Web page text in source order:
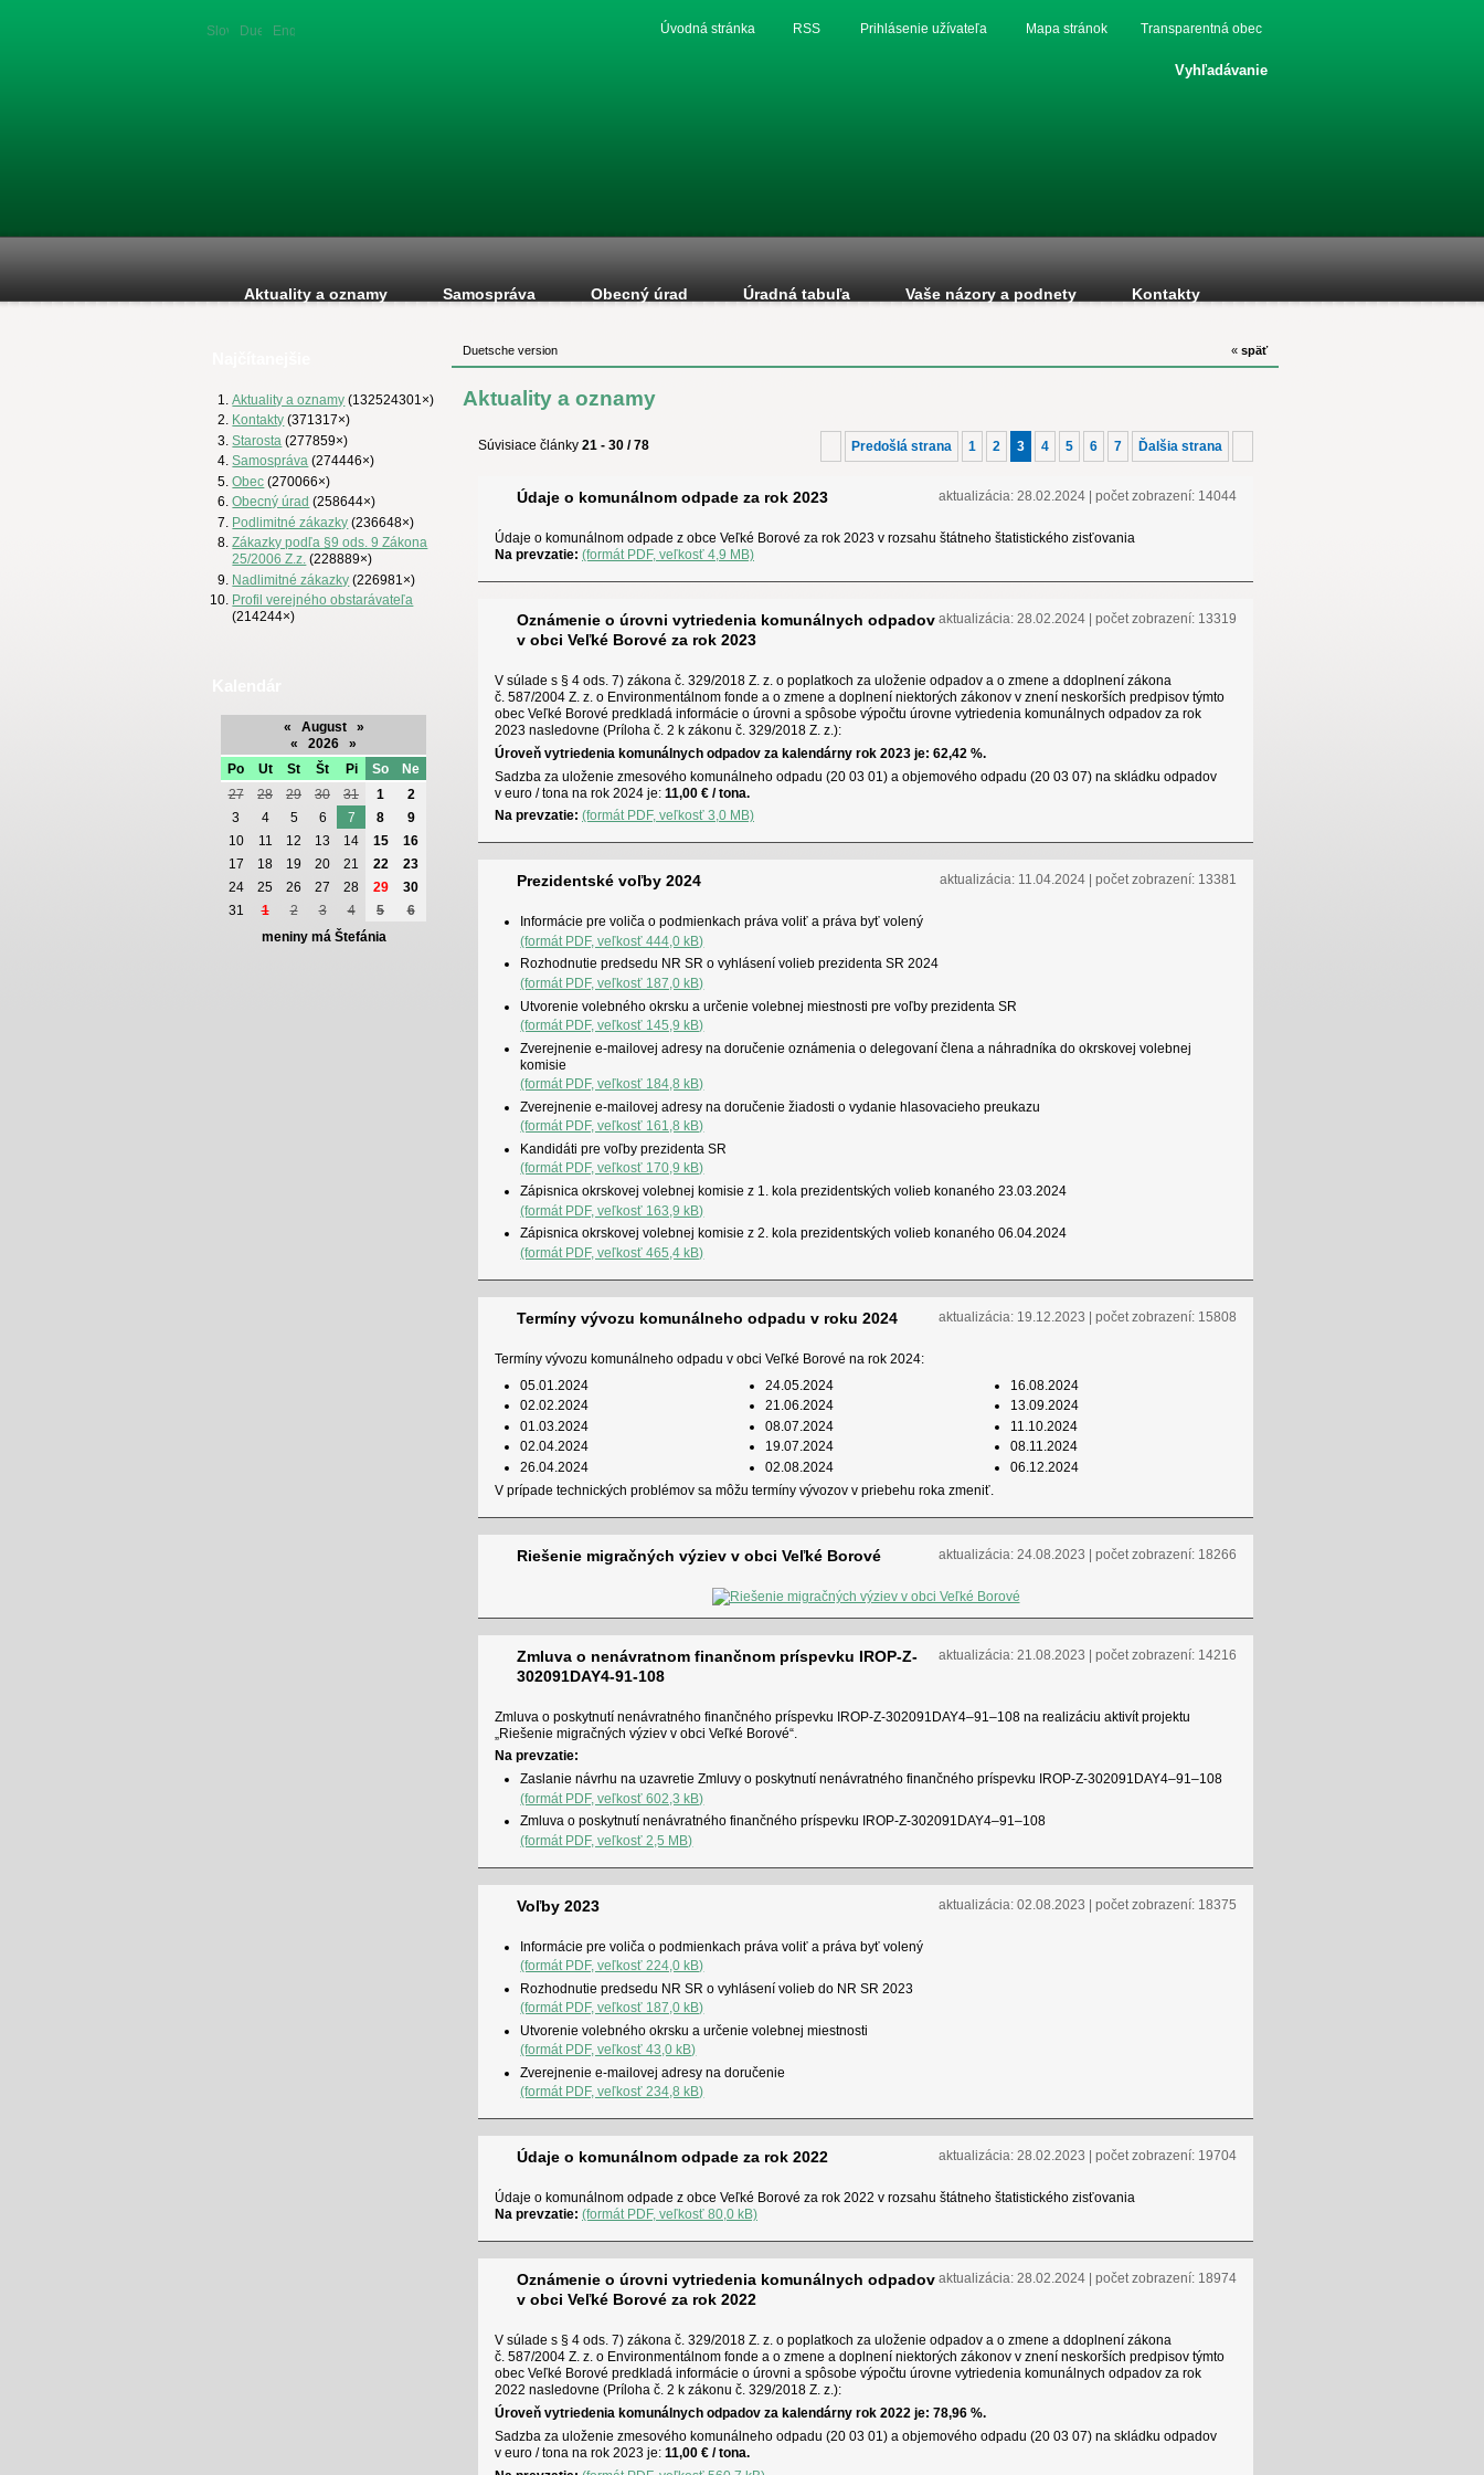
SlovenskáDuetsche
English
Transparentná obec
Mapa stránok
Vyhľadávanie
Prihlásenie užívateľa
RSS
Úvodná stránka
Aktuality a oznamy Samospráva Obecný úrad Úradná tabuľa Vaše názory a podnety Kontakty
Aktuality a oznamy (132524301×)
Kontakty (371317×)
Starosta (277859×)
Samospráva (274446×)
Obec (270066×)
Obecný úrad (258644×)
Podlimitné zákazky (236648×)
Zákazky podľa §9 ods. 9 Zákona
25/2006 Z.z. (228889×)
Nadlimitné zákazky (226981×)
Profil verejného obstarávateľa
(214244×)
« August
»
«
2026
»
Po
Ut St Št Pi So
Ne
27
28 29 30 31 1
2
3
4 5 6 7 8
9
10
11 12 13 14 15
16
17
18 19 20 21 22
23
24
25 26 27 28 29
30
31
1 2 3 4 5
6
meniny má Štefánia
« späť
Duetsche version
Aktuality a oznamy
Súvisiace články 21 - 30 / 78 Predošlá strana 1 2 3 4 5 6 7 Ďalšia strana
Údaje o komunálnom odpade za rok 2023
Údaje o komunálnom odpade z obce Veľké Borové za rok 2023 v rozsahu štátneho štatistického zisťovania
Na prevzatie: (formát PDF, veľkosť 4,9 MB)
aktualizácia: 28.02.2024 | počet zobrazení: 14044
Oznámenie o úrovni vytriedenia komunálnych odpadov
v obci Veľké Borové za rok 2023
V súlade s § 4 ods. 7) zákona č. 329/2018 Z. z. o poplatkoch za uloženie odpadov a o zmene a ddoplnení zákona
č. 587/2004 Z. z. o Environmentálnom fonde a o zmene a doplnení niektorých zákonov v znení neskorších predpisov týmto
obec Veľké Borové predkladá informácie o úrovni a spôsobe výpočtu úrovne vytriedenia komunálnych odpadov za rok
2023 nasledovne (Príloha č. 2 k zákonu č. 329/2018 Z. z.):
Úroveň vytriedenia komunálnych odpadov za kalendárny rok 2023 je: 62,42 %.
Sadzba za uloženie zmesového komunálneho odpadu (20 03 01) a objemového odpadu (20 03 07) na skládku odpadov
v euro / tona na rok 2024 je: 11,00 € / tona.
Na prevzatie: (formát PDF, veľkosť 3,0 MB)
aktualizácia: 28.02.2024 | počet zobrazení: 13319
Prezidentské voľby 2024
Informácie pre voliča o podmienkach práva voliť a práva byť volený
(formát PDF, veľkosť 444,0 kB)
Rozhodnutie predsedu NR SR o vyhlásení volieb prezidenta SR 2024
(formát PDF, veľkosť 187,0 kB)
Utvorenie volebného okrsku a určenie volebnej miestnosti pre voľby prezidenta SR
(formát PDF, veľkosť 145,9 kB)
Zverejnenie e-mailovej adresy na doručenie oznámenia o delegovaní člena a náhradníka do okrskovej volebnej
komisie
(formát PDF, veľkosť 184,8 kB)
Zverejnenie e-mailovej adresy na doručenie žiadosti o vydanie hlasovacieho preukazu
(formát PDF, veľkosť 161,8 kB)
Kandidáti pre voľby prezidenta SR
(formát PDF, veľkosť 170,9 kB)
Zápisnica okrskovej volebnej komisie z 1. kola prezidentských volieb konaného 23.03.2024
(formát PDF, veľkosť 163,9 kB)
Zápisnica okrskovej volebnej komisie z 2. kola prezidentských volieb konaného 06.04.2024
(formát PDF, veľkosť 465,4 kB)
aktualizácia: 11.04.2024 | počet zobrazení: 13381
Termíny vývozu komunálneho odpadu v roku 2024
Termíny vývozu komunálneho odpadu v obci Veľké Borové na rok 2024:
05.01.2024
02.02.2024
01.03.2024
02.04.2024
26.04.2024
24.05.2024
21.06.2024
08.07.2024
19.07.2024
02.08.2024
16.08.2024
13.09.2024
11.10.2024
08.11.2024
06.12.2024
V prípade technických problémov sa môžu termíny vývozov v priebehu roka zmeniť.
aktualizácia: 19.12.2023 | počet zobrazení: 15808
Riešenie migračných výziev v obci Veľké Borové aktualizácia: 24.08.2023 | počet zobrazení: 18266
Zmluva o nenávratnom finančnom príspevku IROP-Z-
302091DAY4-91-108
Zmluva o poskytnutí nenávratného finančného príspevku IROP-Z-302091DAY4–91–108 na realizáciu aktivít projektu
„Riešenie migračných výziev v obci Veľké Borové“.
Na prevzatie:
Zaslanie návrhu na uzavretie Zmluvy o poskytnutí nenávratného finančného príspevku IROP-Z-302091DAY4–91–108
(formát PDF, veľkosť 602,3 kB)
Zmluva o poskytnutí nenávratného finančného príspevku IROP-Z-302091DAY4–91–108
(formát PDF, veľkosť 2,5 MB)
aktualizácia: 21.08.2023 | počet zobrazení: 14216
Voľby 2023
Informácie pre voliča o podmienkach práva voliť a práva byť volený
(formát PDF, veľkosť 224,0 kB)
Rozhodnutie predsedu NR SR o vyhlásení volieb do NR SR 2023
(formát PDF, veľkosť 187,0 kB)
Utvorenie volebného okrsku a určenie volebnej miestnosti
(formát PDF, veľkosť 43,0 kB)
Zverejnenie e-mailovej adresy na doručenie
(formát PDF, veľkosť 234,8 kB)
aktualizácia: 02.08.2023 | počet zobrazení: 18375
Údaje o komunálnom odpade za rok 2022
Údaje o komunálnom odpade z obce Veľké Borové za rok 2022 v rozsahu štátneho štatistického zisťovania
Na prevzatie: (formát PDF, veľkosť 80,0 kB)
aktualizácia: 28.02.2023 | počet zobrazení: 19704
Oznámenie o úrovni vytriedenia komunálnych odpadov
v obci Veľké Borové za rok 2022
V súlade s § 4 ods. 7) zákona č. 329/2018 Z. z. o poplatkoch za uloženie odpadov a o zmene a ddoplnení zákona
č. 587/2004 Z. z. o Environmentálnom fonde a o zmene a doplnení niektorých zákonov v znení neskorších predpisov týmto
obec Veľké Borové predkladá informácie o úrovni a spôsobe výpočtu úrovne vytriedenia komunálnych odpadov za rok
2022 nasledovne (Príloha č. 2 k zákonu č. 329/2018 Z. z.):
Úroveň vytriedenia komunálnych odpadov za kalendárny rok 2022 je: 78,96 %.
Sadzba za uloženie zmesového komunálneho odpadu (20 03 01) a objemového odpadu (20 03 07) na skládku odpadov
v euro / tona na rok 2023 je: 11,00 € / tona.
aktualizácia: 28.02.2024 | počet zobrazení: 18974